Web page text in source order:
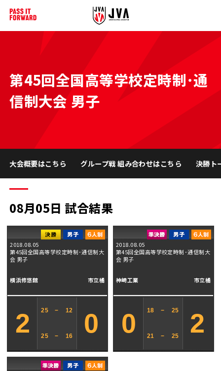
第45回全国高等学校定時制･通
信制大会 男子
大会概要はこちら グループ戦 組み合わせはこちら 決勝ト
08月05日 試合結果
2018.08.05
第45回全国高等学校定時制･通信制大
会 男子
横浜修悠館 市立橘
2 25 − 12
25 − 16 0
2018.08.05
第45回全国高等学校定時制･通信制大
会 男子
神崎工業 市立橘
0 18 − 25
21 − 25 2